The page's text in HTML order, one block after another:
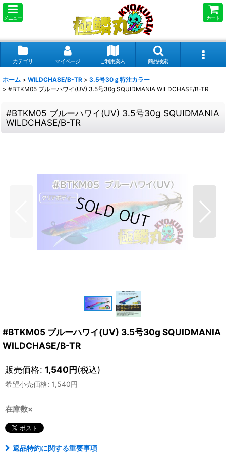
メニュー カート
カテゴリ マイページ ご利用案内 商品検索
ホーム > WILDCHASE/B-TR > 3.5号30ｇ特注カラー
> #BTKM05 ブルーハワイ(UV) 3.5号30g SQUIDMANIA WILDCHASE/B-TR
#BTKM05 ブルーハワイ(UV) 3.5号30g SQUIDMANIA
WILDCHASE/B-TR
#BTKM05 ブルーハワイ(UV) 3.5号30g SQUIDMANIA
WILDCHASE/B-TR
販売価格: 1,540円(税込)
希望小売価格: 1,540円
在庫数×
返品特約に関する重要事項